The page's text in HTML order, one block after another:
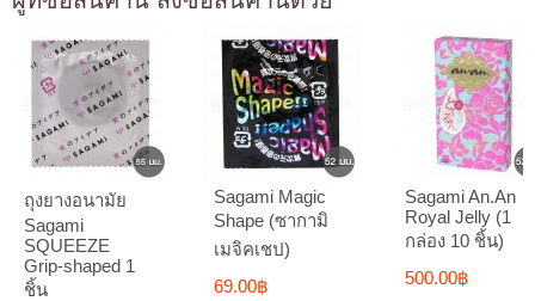
ถุงยางอนามัย
Sagami
SQUEEZE
Grip-shaped 1
ชิ้น
Sagami Magic
Shape (ซากามิ
เมจิคเชป)
69.00฿
Sagami An.An
Royal Jelly (1
กล่อง 10 ชิ้น)
500.00฿